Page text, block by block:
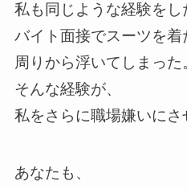
私も同じような経験をし
バイト面接でスーツを着
周りから浮いてしまった
そんな経験が、
私をさらに職場嫌いにさ
あなたも、